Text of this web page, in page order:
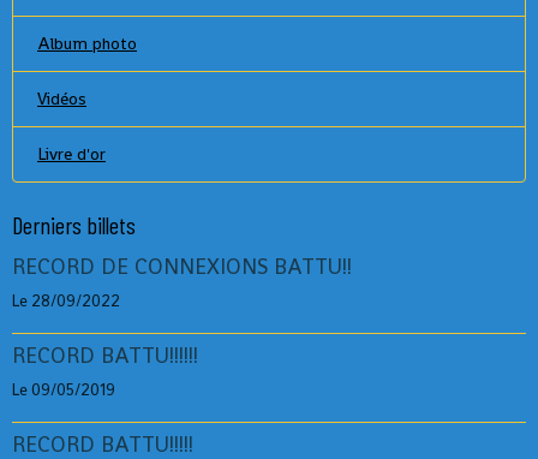
Album photo
Vidéos
Livre d'or
Derniers billets
RECORD DE CONNEXIONS BATTU!!
Le 28/09/2022
RECORD BATTU!!!!!!
Le 09/05/2019
RECORD BATTU!!!!!